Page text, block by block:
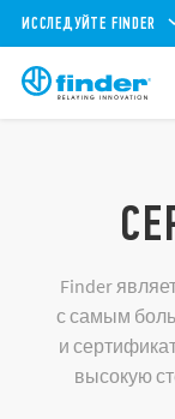
ИССЛЕДУЙТЕ FINDER
Finder
с самым
и
высокую